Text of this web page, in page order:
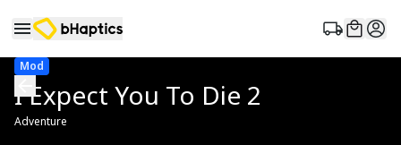
Mod
I Expect You To Die 2
Adventure